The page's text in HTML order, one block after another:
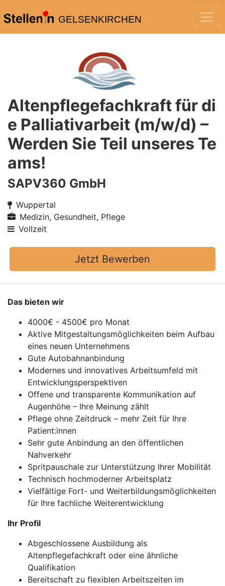
GELSENKIRCHEN
Altenpflegefachkraft für di
e Palliativarbeit (m/w/d) –
Werden Sie Teil unseres Te
ams!
SAPV360 GmbH
Wuppertal
Medizin, Gesundheit, Pflege
Vollzeit
Jetzt Bewerben
Das bieten wir
4000€ - 4500€ pro Monat
Aktive Mitgestaltungsmöglichkeiten beim Aufbau
eines neuen Unternehmens
Gute Autobahnanbindung
Modernes und innovatives Arbeitsumfeld mit
Entwicklungsperspektiven
Offene und transparente Kommunikation auf
Augenhöhe – Ihre Meinung zählt
Pflege ohne Zeitdruck – mehr Zeit für Ihre
Patient:innen
Sehr gute Anbindung an den öffentlichen
Nahverkehr
Spritpauschale zur Unterstützung Ihrer Mobilität
Technisch hochmoderner Arbeitsplatz
Vielfältige Fort- und Weiterbildungsmöglichkeiten
für Ihre fachliche Weiterentwicklung
Ihr Profil
Abgeschlossene Ausbildung als
Altenpflegefachkraft oder eine ähnliche
Qualifikation
Bereitschaft zu flexiblen Arbeitszeiten im